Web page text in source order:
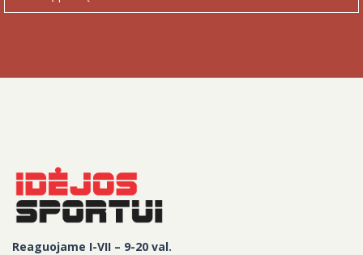
Reaguojame I-VII – 9-20 val.